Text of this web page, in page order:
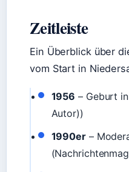
Zeitleiste
Ein Überblick über
vom Start in
1956 – Geburt
Autor))
1990er–